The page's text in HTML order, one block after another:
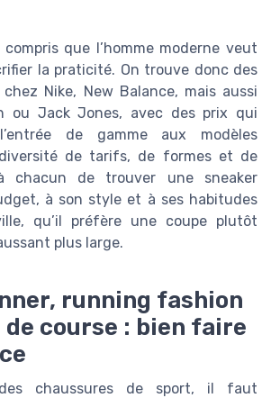
que l’homme moderne veut
la praticité. On trouve donc des
Nike, New Balance, mais aussi
ou Jack Jones, avec des prix qui
de gamme aux modèles
de tarifs, de formes et de
chacun de trouver une sneaker
à son style et à ses habitudes
qu’il préfère une coupe plutôt
plus large.
running fashion
course : bien faire
des chaussures de sport, il faut